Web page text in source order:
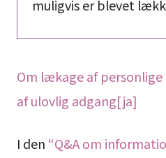
muligvis er blevet
Om lækage af
af ulovlig adgang[ja]
I den “Q&A om